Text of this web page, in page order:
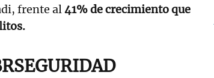
frente al41% de crecimiento que